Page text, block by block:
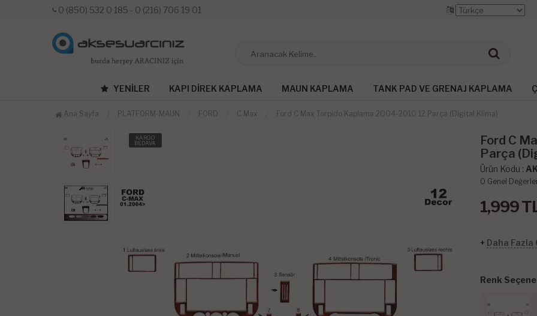
0 (850) 532 0 185 - 0 (216) 706 19 01
YENILER KAPI DIREK KAPLAMA MAUN KAPLAMA TANK PAD VE GRENAJ KAPLAMA
Ana Sayfa PLATFORM-MAUN FORD C Max Ford C Max Torpido Kaplama 2004-2010 12 Parça (Digital Klima)
KARGO
BEDAVA
Ford C
Parça
Ürün Kodu :
0 Genel
1,999
+ Daha Fazla
Renk